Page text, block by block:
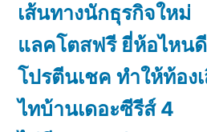
เส้นทางนักธุรกิจใหม่
แลคโตสฟรี ยี่ห้อไหนดี
โปรตีนเชค ทำให้ท้อง
ไทบ้านเดอะซีรีส์ 4